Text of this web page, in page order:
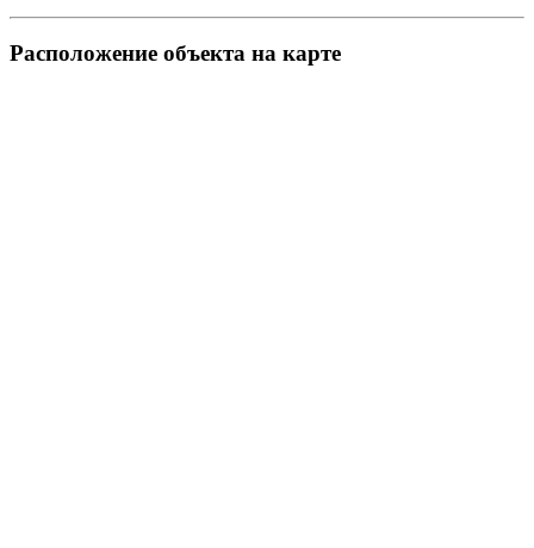
Pасположение объекта на карте